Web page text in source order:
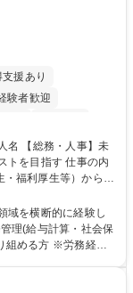
援あり
験者歓迎
み 寮・社宅あり
指す 仕事の内
・福利厚生等）からお
範囲を広げ、組織運
経営推進等をお任せ
験を積んでいただき
【総
域を横断的に経験し
組める方 ※労務経験